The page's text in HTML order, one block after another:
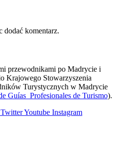
dodać komentarz.
przewodnikami po Madrycie i
Krajowego Stowarzyszenia
Turystycznych w Madrycie
Guías Profesionales de Turismo).
TwitterYoutube Instagram